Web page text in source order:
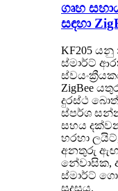
ගෘහ
සඳහා
KF205
ස්මාර්ට්
ZigBee
දුරස්ථ
ස්පර්ශ
සහය දක්වන
හරහා
අනතුරු
නේවාසික,
ස්මාර්ට්
සුදුසුය.